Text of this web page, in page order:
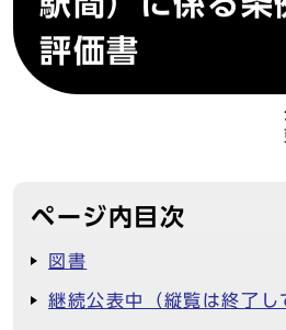
評価書
ページ内目次
図書
継続公表中（縦覧は終了し